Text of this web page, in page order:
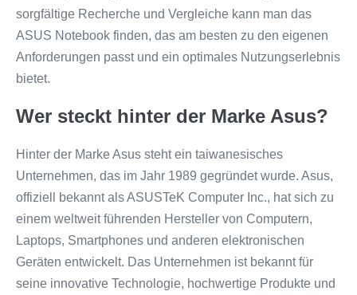
sorgfältige Recherche und Vergleiche kann man das
ASUS Notebook finden, das am besten zu den eigenen
Anforderungen passt und ein optimales Nutzungserlebnis
bietet.
Wer steckt hinter der Marke Asus?
Hinter der Marke Asus steht ein taiwanesisches
Unternehmen, das im Jahr 1989 gegründet wurde. Asus,
offiziell bekannt als ASUSTeK Computer Inc., hat sich zu
einem weltweit führenden Hersteller von Computern,
Laptops, Smartphones und anderen elektronischen
Geräten entwickelt. Das Unternehmen ist bekannt für
seine innovative Technologie, hochwertige Produkte und